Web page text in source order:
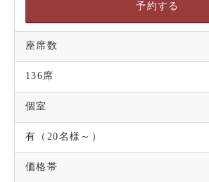
予約する
座席数
136席
個室
有（20名様～）
価格帯